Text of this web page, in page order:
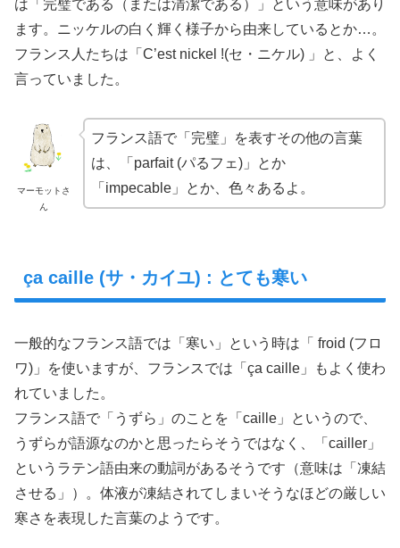
は「完璧である（または清潔である）」という意味があり
ます。ニッケルの白く輝く様子から由来しているとか…。
フランス人たちは「C’est nickel !(セ・ニケル) 」と、よく
言っていました。
マーモットさ
ん
フランス語で「完璧」を表すその他の言葉
は、「parfait (パるフェ)」とか
「impecable」とか、色々あるよ。
ça caille (サ・カイユ) : とても寒い
一般的なフランス語では「寒い」という時は「 froid (フロ
ワ)」を使いますが、フランスでは「ça caille」もよく使わ
れていました。
フランス語で「うずら」のことを「caille」というので、
うずらが語源なのかと思ったらそうではなく、「cailler」
というラテン語由来の動詞があるそうです（意味は「凍結
させる」）。体液が凍結されてしまいそうなほどの厳しい
寒さを表現した言葉のようです。